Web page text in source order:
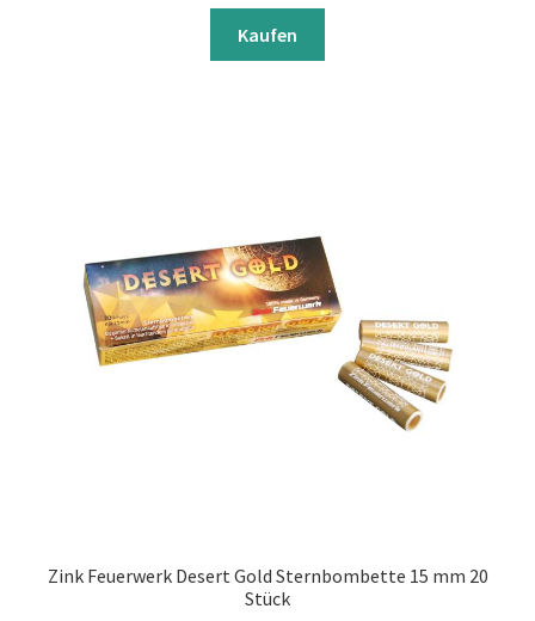
Kaufen
Zink Feuerwerk Desert Gold Sternbombette 15 mm 20
Stück